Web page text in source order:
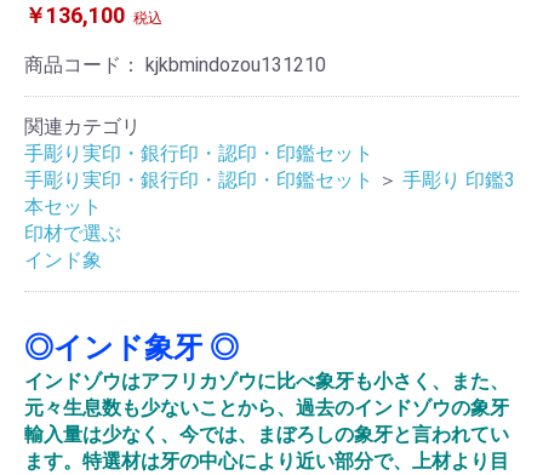
￥136,100 税込
商品コード： kjkbmindozou131210
関連カテゴリ
手彫り実印・銀行印・認印・印鑑セット
手彫り実印・銀行印・認印・印鑑セット
＞ 手彫り 印鑑3
本セット
印材で選ぶ
インド象
◎インド象牙 ◎
インドゾウはアフリカゾウに比べ象牙も小さく、また、
元々生息数も少ないことから、過去のインドゾウの象牙
輸入量は少なく、今では、まぼろしの象牙と言われてい
ます。特選材は牙の中心により近い部分で、上材より目